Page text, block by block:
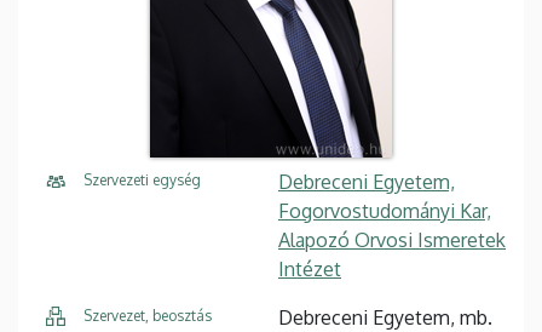
Szervezeti egység
Debreceni Egyetem,
Fogorvostudományi Kar,
Alapozó Orvosi Ismeretek
Intézet
Szervezet, beosztás
Debreceni Egyetem, mb.